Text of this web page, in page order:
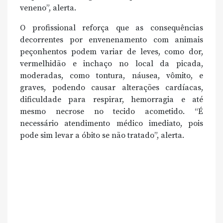
veneno”, alerta.
O profissional reforça que as consequências
decorrentes por envenenamento com animais
peçonhentos podem variar de leves, como dor,
vermelhidão e inchaço no local da picada,
moderadas, como tontura, náusea, vômito, e
graves, podendo causar alterações cardíacas,
dificuldade para respirar, hemorragia e até
mesmo necrose no tecido acometido. “É
necessário atendimento médico imediato, pois
pode sim levar a óbito se não tratado”, alerta.